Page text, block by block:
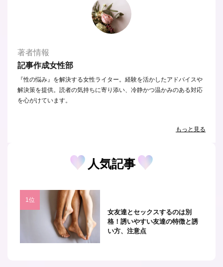
著者情報
記事作成女性部
『性の悩み』を解決する女性ライター。経験を活かしたアドバイスや
解決策を提供。読者の気持ちに寄り添い、冷静かつ温かみのある対応
を心がけています。
もっと見る
人気記事
女友達とセックスするのは別
格！誘いやすい友達の特徴と誘
い方、注意点